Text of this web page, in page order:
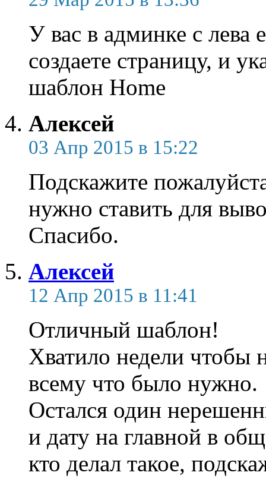
У вас в админке с лева
создаете страницу, и
шаблон Home
Алексей
03 Апр 2015 в 15:22
Подскажите
нужно ставить для
Спасибо.
Алексей
12 Апр 2015 в 11:41
Отличный шаблон!
Хватило недели чтобы
всему что было нужно.
Остался один
и дату на главной в
кто делал такое,